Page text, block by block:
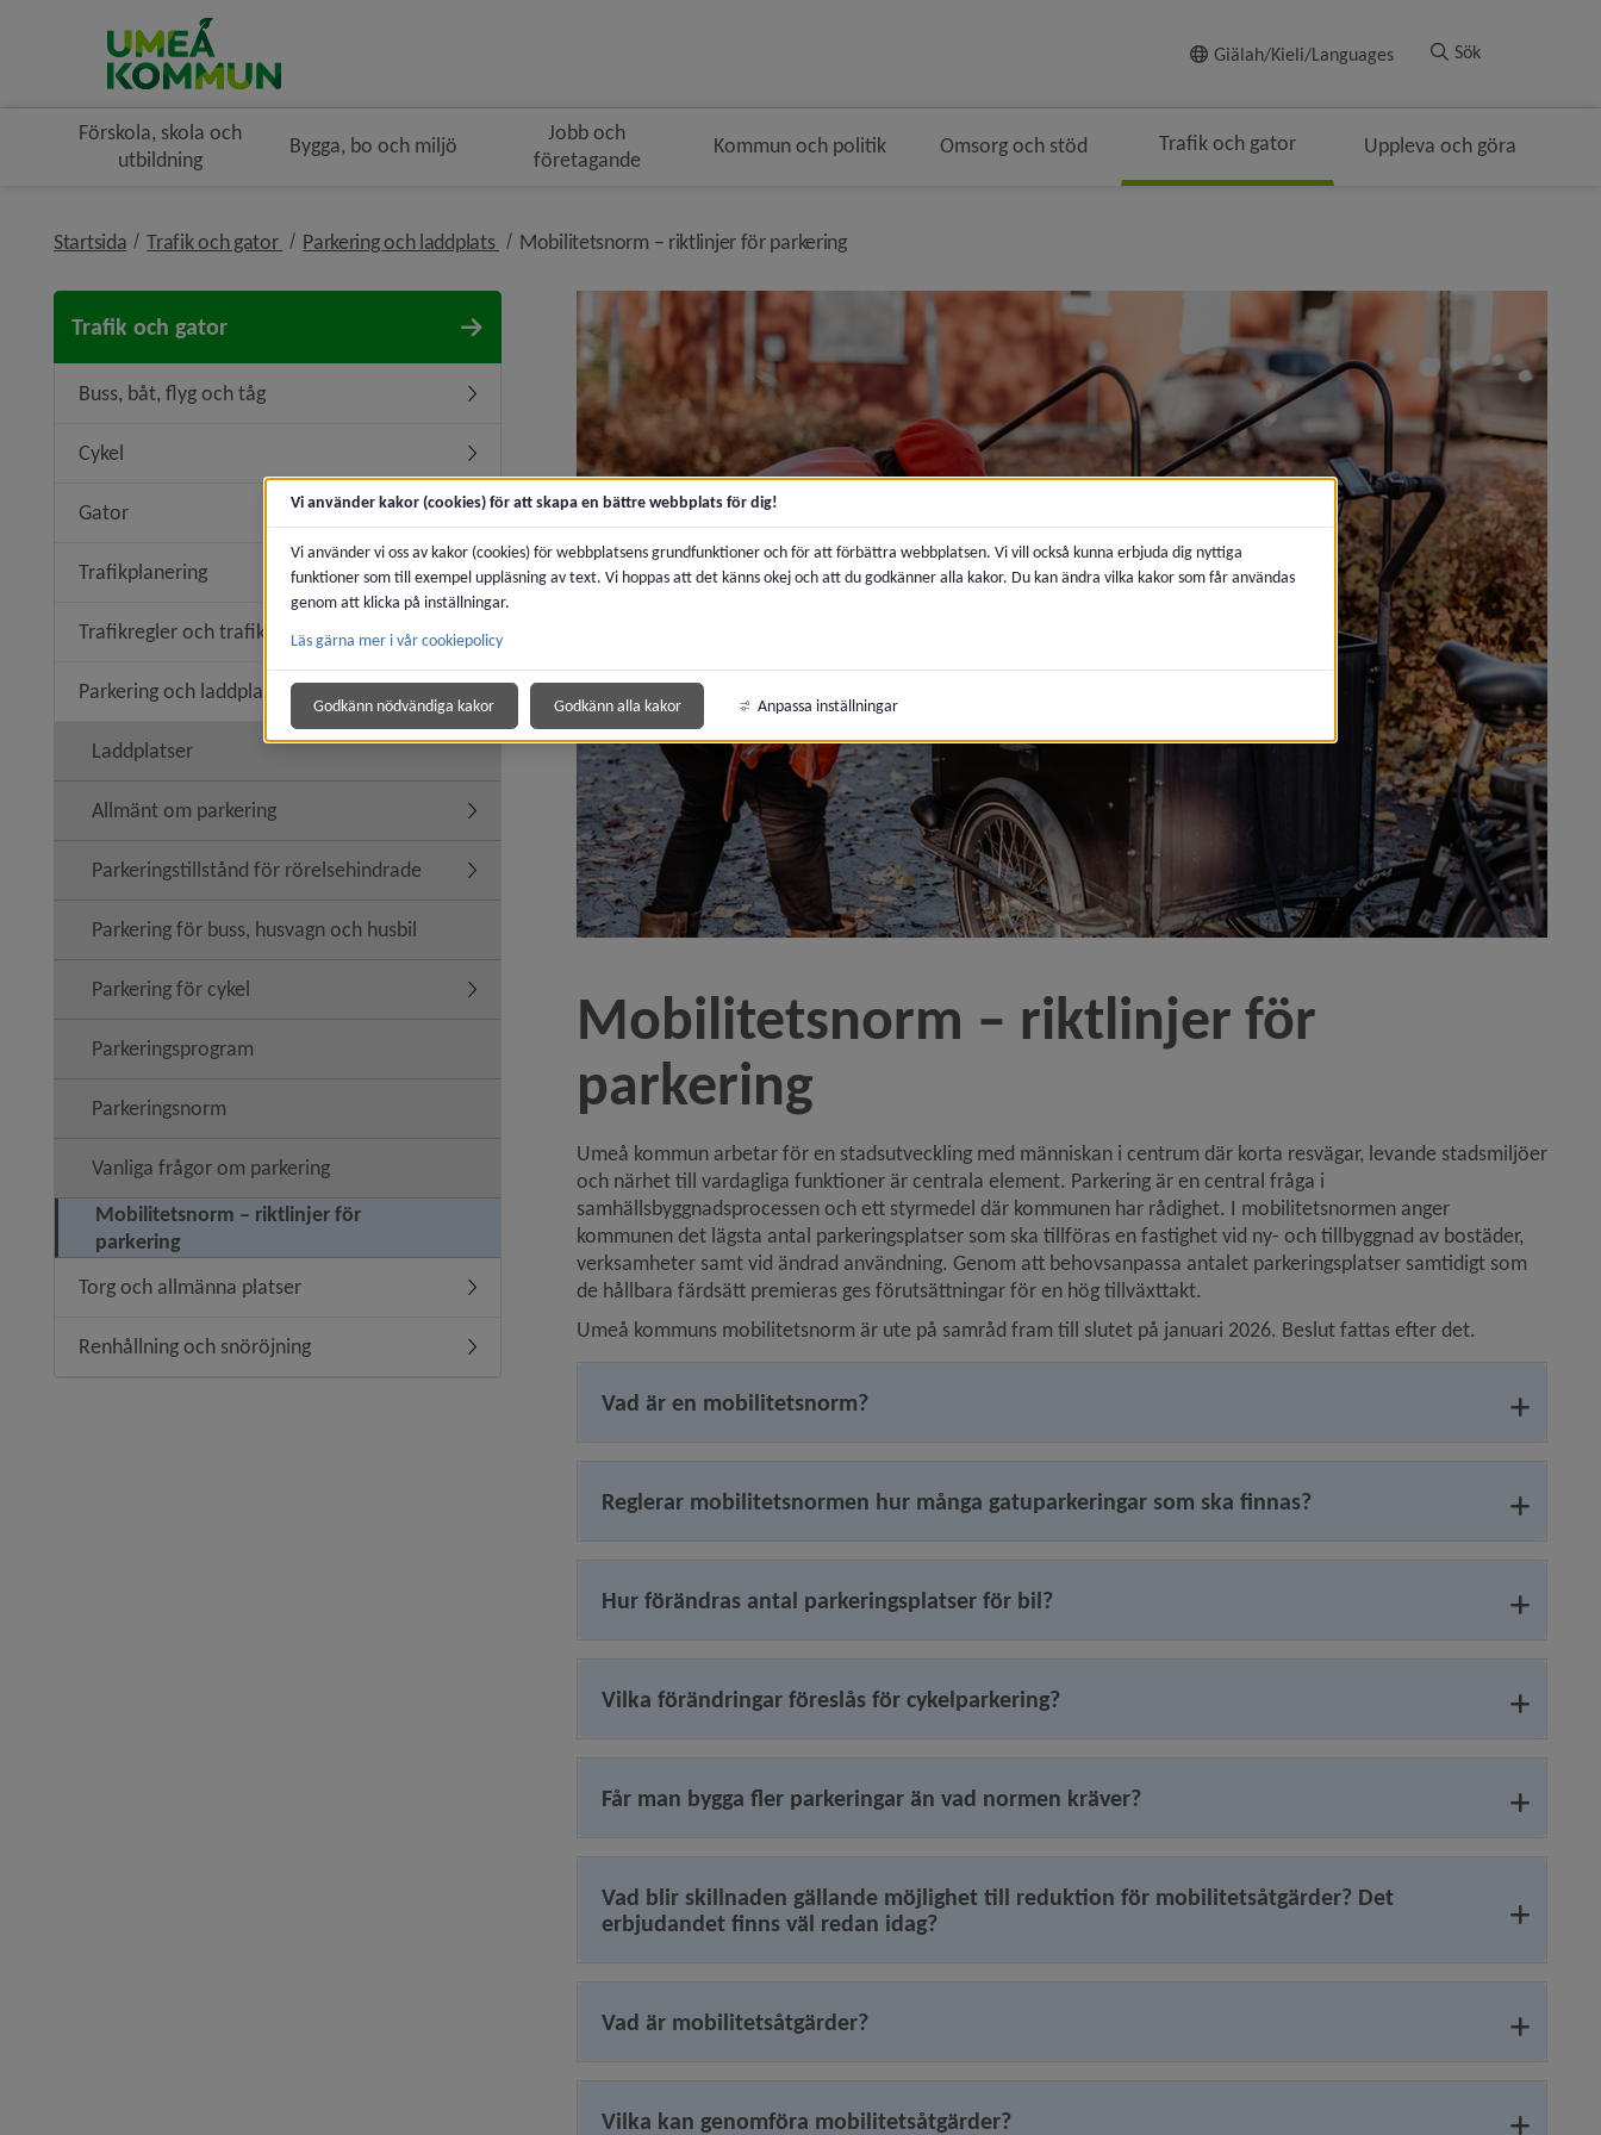
Giälah/Kieli/Languages Sök
Förskola, skola och
utbildning
Bygga, bo och miljö
Jobb och
företagande
Kommun och politik Omsorg och stöd Trafik och gator Uppleva och göra
Startsida Trafik och gator nivå i brödsmulenavigeringen
Parkering och laddplats nivå i brödsmulenavigeringen
Mobilitetsnorm – riktlinjer för parkeringnivå i brödsmulenavigeringen
Trafik och gator
Buss, båt, flyg och tåg Undermeny för Buss, båt, flyg och tåg
Cykel Undermeny för Cykel
Gator
Trafikplanering Undermeny för Trafikplanering
Trafikregler och trafiksäkerhet Undermeny för Trafikregler och trafiksäkerhet
Parkering och laddplats Undermeny för Parkering och laddplats
Laddplatser
Allmänt om parkering Undermeny för Allmänt om parkering
Parkeringstillstånd för rörelsehindrade Undermeny för Parkeringstillstånd för rörelsehindrade
Parkering för buss, husvagn och husbil
Parkering för cykel Undermeny för Parkering för cykel
Parkeringsprogram
Parkeringsnorm
Vanliga frågor om parkering
Mobilitetsnorm – riktlinjer för
parkering
Torg och allmänna platser
Undermeny för Torg och allmänna platser
Renhållning och snöröjning Undermeny för Renhållning och snöröjning
Mobilitetsnorm – riktlinjer för
parkering
Umeå kommun arbetar för en stadsutveckling med människan i centrum där korta resvägar, levande stadsmiljöer
och närhet till vardagliga funktioner är centrala element. Parkering är en central fråga i
samhällsbyggnadsprocessen och ett styrmedel där kommunen har rådighet. I mobilitetsnormen anger
kommunen det lägsta antal parkeringsplatser som ska tillföras en fastighet vid ny- och tillbyggnad av bostäder,
verksamheter samt vid ändrad användning. Genom att behovs­anpassa antalet parkeringsplatser samtidigt som
de hållbara färdsätt premieras ges förutsättningar för en hög tillväxt­takt.
Umeå kommuns mobilitetsnorm är ute på samråd fram till slutet på januari 2026. Beslut fattas efter det.
Vad är en mobilitetsnorm?
Reglerar mobilitetsnormen hur många gatuparkeringar som ska finnas?
Hur förändras antal parkeringsplatser för bil?
Vilka förändringar föreslås för cykelparkering?
Får man bygga fler parkeringar än vad normen kräver?
Vad blir skillnaden gällande möjlighet till reduktion för mobilitetsåtgärder? Det
erbjudandet finns väl redan idag?
Vad är mobilitetsåtgärder?
Vilka kan genomföra mobilitetsåtgärder?
Vi använder kakor (cookies) för att skapa en bättre webbplats för dig!
Vi använder vi oss av kakor (cookies) för webbplatsens grundfunktioner och för att förbättra webbplatsen. Vi vill också kunna erbjuda dig nyttiga
funktioner som till exempel uppläsning av text. Vi hoppas att det känns okej och att du godkänner alla kakor. Du kan ändra vilka kakor som får användas
genom att klicka på inställningar.
Läs gärna mer i vår cookiepolicy
Godkänn nödvändiga kakor Godkänn alla kakor Anpassa inställningar